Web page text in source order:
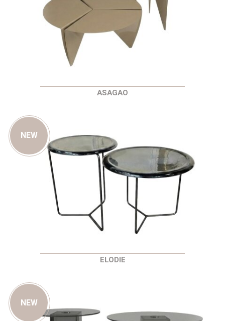
ASAGAO
NEW
ELODIE
NEW